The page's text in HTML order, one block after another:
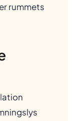
rummets